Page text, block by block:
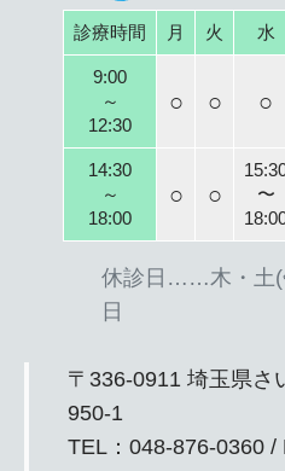
診療時間 月 火 水
9:00
～
12:30
○ ○ ○
14:30
～
18:00
○ ○
〜
休診日……木・土(
日
〒336-0911 埼玉県さ
950-1
TEL：048-876-0360 /